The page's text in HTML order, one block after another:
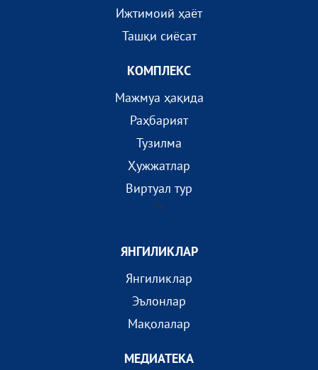
Ижтимоий ҳаёт
Ташқи сиёсат
КОМПЛEКС
Мажмуа ҳақида
Раҳбарият
Тузилма
Ҳужжатлар
Виртуал тур
?>
ЯНГИЛИКЛАР
Янгиликлар
Эълонлар
Мақолалар
МEДИАТEКА